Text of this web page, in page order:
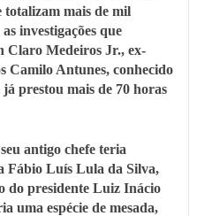
totalizam mais de mil
investigações que
Claro Medeiros Jr., ex-
Camilo Antunes, conhecido
prestou mais de 70 horas
antigo chefe teria
Fábio Luís Lula da Silva,
do presidente Luiz Inácio
uma espécie de mesada,